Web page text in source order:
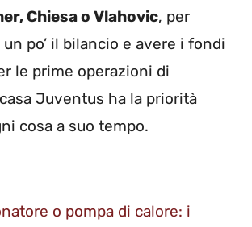
Chiesa o Vlahovic, per
po’ il bilancio e avere i fondi
le prime operazioni di
Juventus ha la priorità
cosa a suo tempo.
o pompa di calore: i